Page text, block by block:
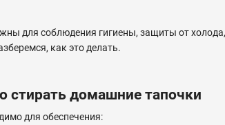
для соблюдения гигиены, защиты от
как это делать.
стирать домашние тапочки
для обеспечения: